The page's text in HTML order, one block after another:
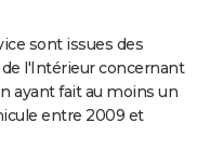
sont issues des
l'Intérieur concernant
ayant fait au moins un
entre 2009 et